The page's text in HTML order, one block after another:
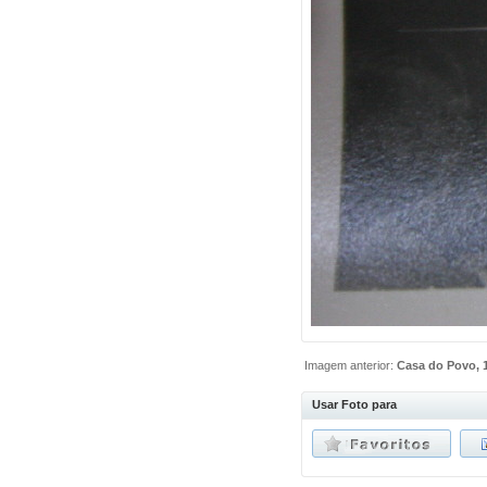
Imagem anterior:Casa do Povo,
Usar Foto para